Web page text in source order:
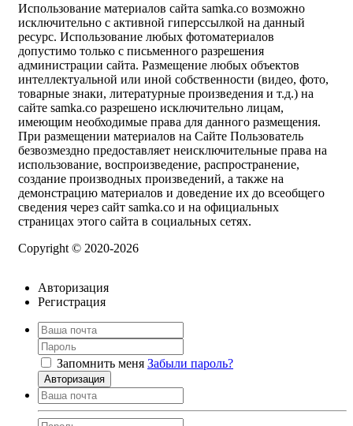
Использование материалов сайта samka.co возможно
исключительно с активной гиперссылкой на данный
ресурс. Использование любых фотоматериалов
допустимо только с письменного разрешения
администрации сайта. Размещение любых объектов
интеллектуальной или иной собственности (видео, фото,
товарные знаки, литературные произведения и т.д.) на
сайте samka.co разрешено исключительно лицам,
имеющим необходимые права для данного размещения.
При размещении материалов на Сайте Пользователь
безвозмездно предоставляет неисключительные права на
использование, воспроизведение, распространение,
создание производных произведений, а также на
демонстрацию материалов и доведение их до всеобщего
сведения через сайт samka.co и на официальных
страницах этого сайта в социальных сетях.
Copyright © 2020-2026
Авторизация
Регистрация
Запомнить меня Забыли пароль?
Авторизация